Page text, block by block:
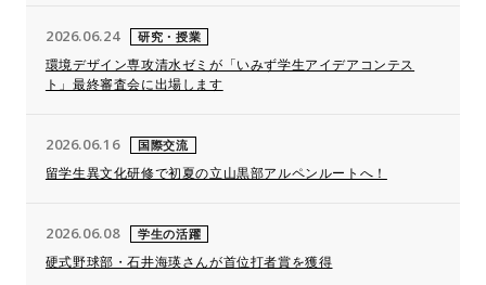
2026.06.24 研究・授業
環境デザイン専攻清水ゼミが「いみず学生アイデアコンテス
ト」最終審査会に出場します
2026.06.16 国際交流
留学生異文化研修で初夏の立山黒部アルペンルートへ！
2026.06.08 学生の活躍
硬式野球部・石井海瑛さんが首位打者賞を獲得